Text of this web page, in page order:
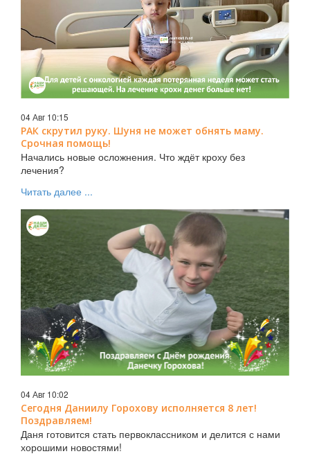
04 Авг 10:15
РАК скрутил руку. Шуня не может обнять маму.
Срочная помощь!
Начались новые осложнения. Что ждёт кроху без
лечения?
Читать далее ...
04 Авг 10:02
Сегодня Даниилу Горохову исполняется 8 лет!
Поздравляем!
Даня готовится стать первоклассником и делится с нами
хорошими новостями!